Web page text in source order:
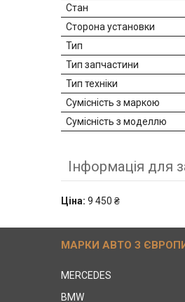
Стан
Сторона установки
Тип
Тип запчастини
Тип техніки
Сумісність з маркою
Сумісність з моделлю
Інформація для
Ціна: 9 450 ₴
МАРКИ АВТО З
MERCEDES
BMW